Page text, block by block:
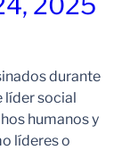
durante
líder social
humanos y
líderes o